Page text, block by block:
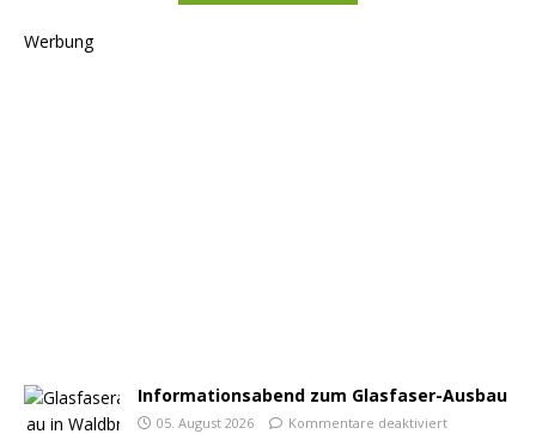
Werbung
Informationsabend zum Glasfaser-Ausbau
05. August 2026 Kommentare deaktiviert